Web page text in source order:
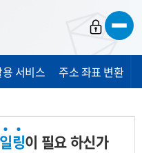
서비스 주소 좌표 변환
일링이 필요 하신가